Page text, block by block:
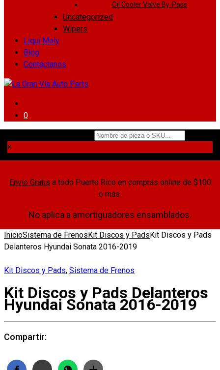
Oil Cooler Valve By-Pass
Uncategorized
Wipers
Liqui Moly
Blog
Contáctanos
0
×
Envío Gratis a todo Puerto Rico en compras online de $100
o más.
No aplica a amortiguadores ensamblados.
InicioSistema de FrenosKit Discos y PadsKit Discos y Pads
Delanteros Hyundai Sonata 2016-2019
Kit Discos y Pads, Sistema de Frenos
Kit Discos y Pads Delanteros
Hyundai Sonata 2016-2019
Compartir: